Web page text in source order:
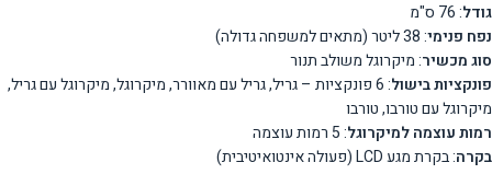
גודל: 76 ס"מ
נפח פנימי: 38 ליטר (מתאים למשפחה גדולה)
סוג מכשיר: מיקרוגל משולב תנור
פונקציות בישול
: 6 פונקציות – גריל, גריל עם מאוורר, מיקרוגל, מיקרוגל עם גריל,
מיקרוגל עם טורבו, טורבו
רמות עוצמה למיקרוגל: 5 רמות עוצמה
בקרה: בקרת מגע LCD (פעולה אינטואיטיבית)